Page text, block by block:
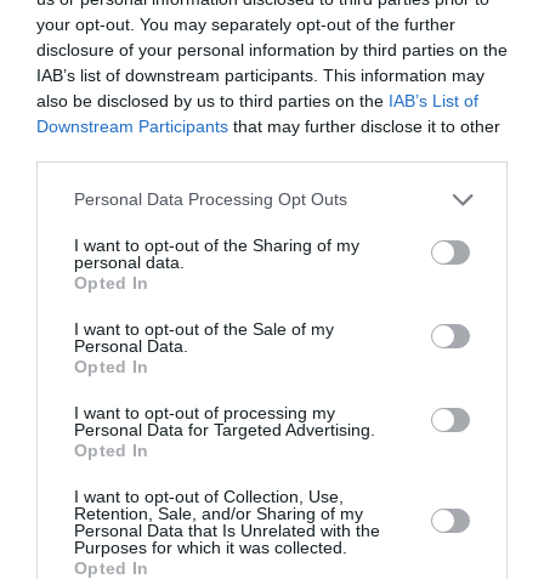
your opt-out. You may separately opt-out of the further
disclosure of your personal information by third parties on the
IAB’s list of downstream participants. This information may
also be disclosed by us to third parties on the IAB’s List of
Downstream Participants that may further disclose it to other
Personal Data Processing Opt Outs
I want to opt-out of the Sharing of my
personal data.
Opted In
I want to opt-out of the Sale of my
Personal Data.
Opted In
I want to opt-out of processing my
Personal Data for Targeted Advertising.
Opted In
I want to opt-out of Collection, Use,
Retention, Sale, and/or Sharing of my
Personal Data that Is Unrelated with the
Purposes for which it was collected.
Opted In
Appel aux lecteurs !
Soutenez Air Journal participezà son
développement !
DERNIERS COMMENTAIRES
Mathématiques
19 h 23 sans escale : le Boeing 777F de National
Airlines relie l’Écosse à l’Australie